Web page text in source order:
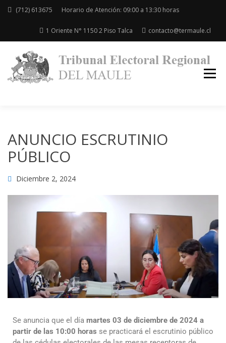
(712) 613675 Horario de Atención: 09:00 a 13:30 horas
1 Oriente N° 1150 2 Piso Talca contacto@termaule.cl
ANUNCIO ESCRUTINIO
PÚBLICO
Diciembre 2, 2024
Se anuncia que el día martes 03 de diciembre de 2024 a
partir de las 10:00 horas se practicará el escrutinio público